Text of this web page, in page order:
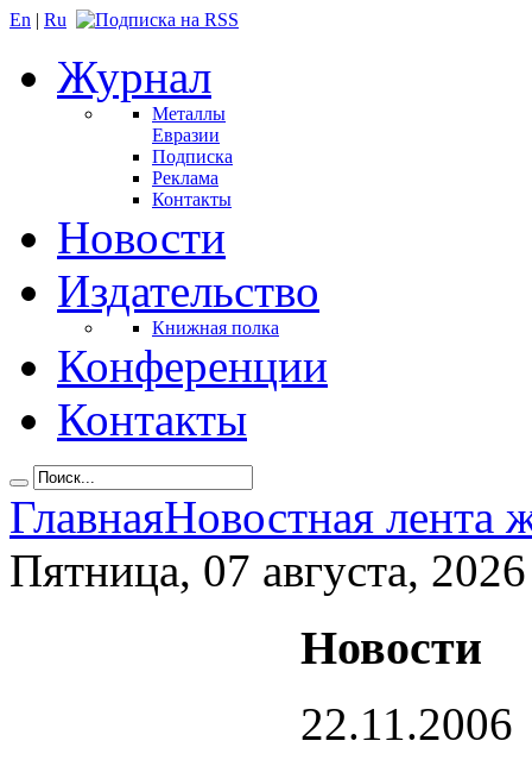
En | Ru
Журнал
Металлы
Евразии
Подписка
Реклама
Контакты
Новости
Издательство
Книжная полка
Конференции
Контакты
ГлавнаяНовостная лента
Пятница, 07 августа, 2026
Новости
22.11.2006